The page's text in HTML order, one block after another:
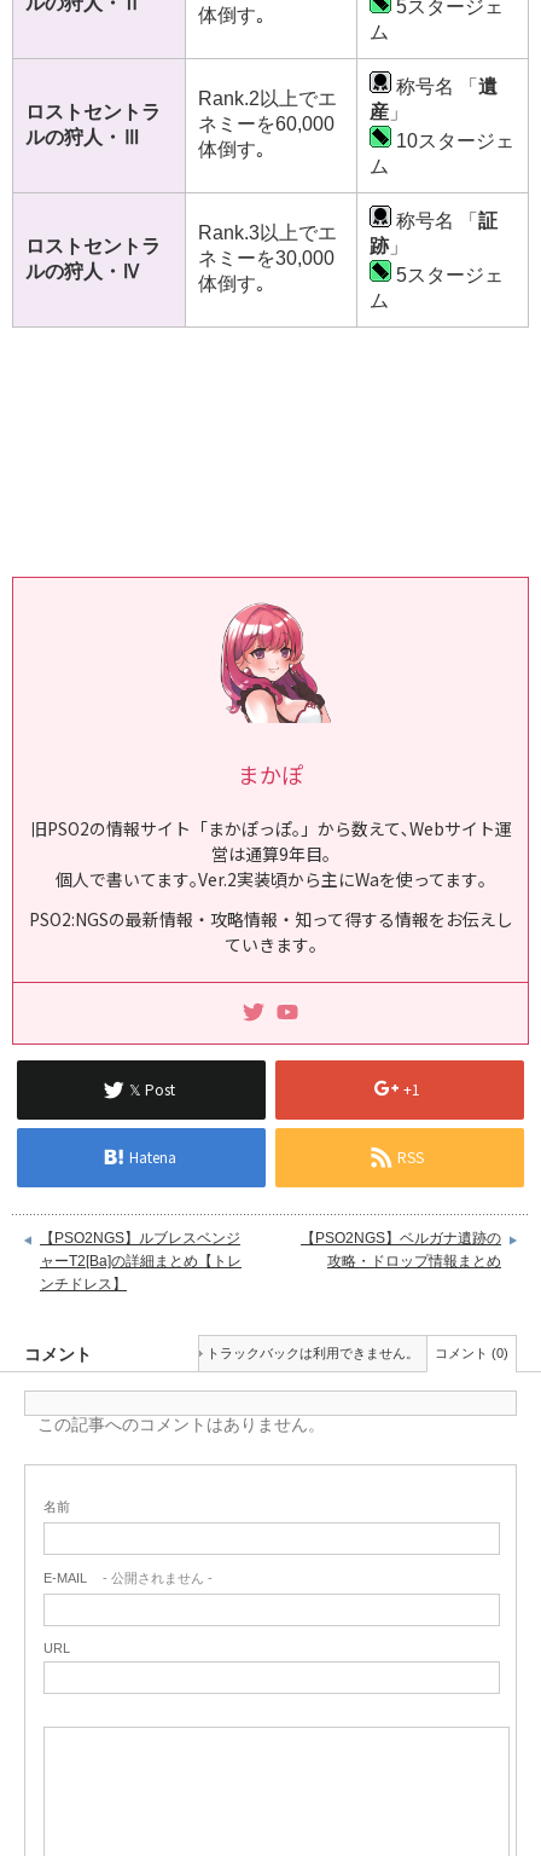
体倒す｡
5スタージェ
ム
ロストセントラ
ルの狩人・Ⅲ
Rank.2以上でエ
ネミーを60,000
体倒す｡
称号名 「 遺
産 」
10スタージェ
ム
ロストセントラ
ルの狩人・Ⅳ
Rank.3以上でエ
ネミーを30,000
体倒す｡
称号名 「 証
跡」
5スタージェ
ム
まかぽ
旧PSO2の情報サイト「まかぽっぽ｡」から数えて､Webサイト運
営は通算9年目｡
個人で書いてます｡Ver.2実装頃から主にWaを使ってます｡
PSO2:NGSの最新情報・攻略情報・知って得する情報をお伝えし
ていきます｡
𝕏 Post +1
Hatena RSS
【PSO2NGS】ルブレスベンジ
ャーT2[Ba]の詳細まとめ【トレ
ンチドレス】
【PSO2NGS】ベルガナ遺跡の
攻略・ドロップ情報まとめ
コメント トラックバックは利用できません。 コメント (0)
この記事へのコメントはありません。
名前
E-MAIL - 公開されません -
URL